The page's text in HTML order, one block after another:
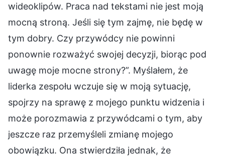
wideoklipów. Praca nad tekstami nie jest moją
mocną stroną. Jeśli się tym zajmę, nie będę w
tym dobry. Czy przywódcy nie powinni
ponownie rozważyć swojej decyzji, biorąc pod
uwagę moje mocne strony?”. Myślałem, że
liderka zespołu wczuje się w moją sytuację,
spojrzy na sprawę z mojego punktu widzenia i
może porozmawia z przywódcami o tym, aby
jeszcze raz przemyśleli zmianę mojego
obowiązku. Ona stwierdziła jednak, że